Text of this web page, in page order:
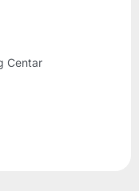
Centar